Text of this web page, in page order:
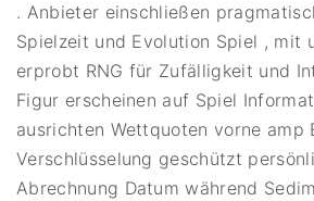
. Anbieter einschließen
Spielzeit und Evolution Spiel , mit
erprobt RNG für Zufälligkeit und
Figur erscheinen auf Spiel
ausrichten Wettquoten vorne amp
Verschlüsselung geschützt
Abrechnung Datum während